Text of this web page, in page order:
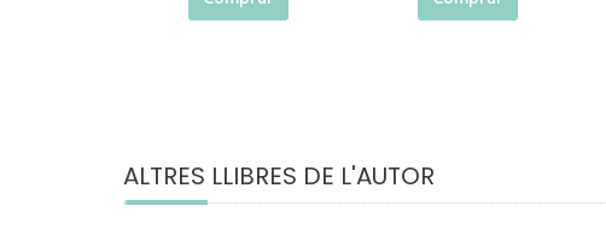
ALTRES LLIBRES DE L'AUTOR